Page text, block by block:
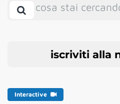
cosa stai
iscriviti alla
Interactive